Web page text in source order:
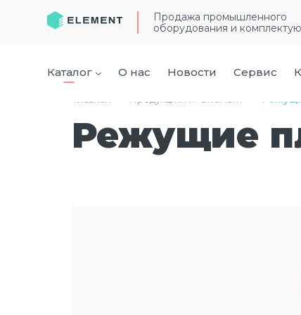
Продажа промышленного
оборудования и
Каталог О нас Новости Сервис
Режущие